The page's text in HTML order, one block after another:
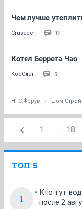
Чем лучше
Crusader 11
Котел Беррета Чао
КосОлег 5
НГС.Форум Дом
1 ... 18
ТОП 5
1
Кто тут
после 2